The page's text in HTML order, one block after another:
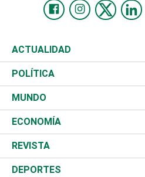
ACTUALIDAD
Nacional
Ciudad
Educación
Salud
Justicia
POLÍTICA
Partidos
JCE
TSE
Congreso Nacional
MUNDO
Estados Unidos
América Latina
Haití
ECONOMÍA
Finanzas
Turismo
REVISTA
Música
DEPORTES